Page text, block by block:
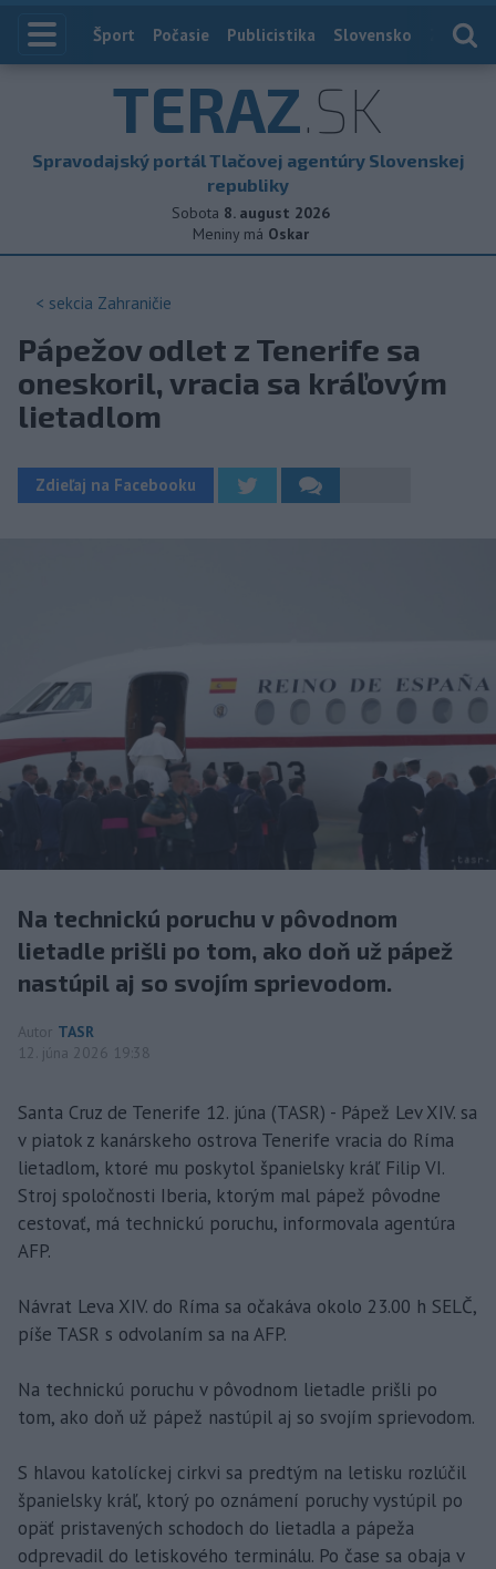
Index
Šport Počasie Publicistika Slovensko
TERAZ.SK
Spravodajský portál Tlačovej agentúry Slovenskej
republiky
Sobota 8. august 2026
Meniny má Oskar
< sekcia Zahraničie
Pápežov odlet z Tenerife sa
oneskoril, vracia sa kráľovým
lietadlom
Zdieľaj na Facebooku
Na technickú poruchu v pôvodnom
lietadle prišli po tom, ako doň už pápež
nastúpil aj so svojím sprievodom.
Autor TASR
12. júna 2026 19:38
Santa Cruz de Tenerife 12. júna (TASR) - Pápež Lev XIV. sa
v piatok z kanárskeho ostrova Tenerife vracia do Ríma
lietadlom, ktoré mu poskytol španielsky kráľ Filip VI.
Stroj spoločnosti Iberia, ktorým mal pápež pôvodne
cestovať, má technickú poruchu, informovala agentúra
AFP.
Návrat Leva XIV. do Ríma sa očakáva okolo 23.00 h SELČ,
píše TASR s odvolaním sa na AFP.
Na technickú poruchu v pôvodnom lietadle prišli po
tom, ako doň už pápež nastúpil aj so svojím sprievodom.
S hlavou katolíckej cirkvi sa predtým na letisku rozlúčil
španielsky kráľ, ktorý po oznámení poruchy vystúpil po
opäť pristavených schodoch do lietadla a pápeža
odprevadil do letiskového terminálu. Po čase sa obaja v